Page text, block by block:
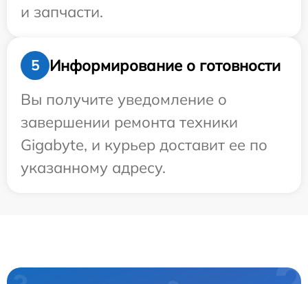
и запчасти.
5
Информирование о готовности
Вы получите уведомление о
завершении ремонта техники
Gigabyte, и курьер доставит ее по
указанному адресу.